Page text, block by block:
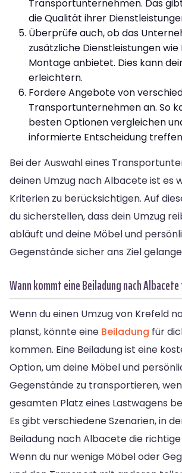
Transportunternehmen. Das
die Qualität ihrer
Überprüfe auch, ob das
zusätzliche Dienstleistungen
Montage anbietet. Dies kann
erleichtern.
Fordere Angebote von
Transportunternehmen an. So
besten Optionen vergleichen
informierte Entscheidung
Bei der Auswahl eines
deinen Umzug nach Albacete ist es
Kriterien zu berücksichtigen. Auf
du sicherstellen, dass dein Umzug
abläuft und deine Möbel und
Gegenstände sicher ans Ziel
Wann kommt eine Beiladung nach
Wenn du einen Umzug von Krefeld
planst, könnte eine Beiladung für
kommen. Eine Beiladung ist eine
Option, um deine Möbel und
Gegenstände zu transportieren,
gesamten Platz eines Lastwagens
Es gibt verschiedene Szenarien, in
Beiladung nach Albacete die richtige
Wenn du nur wenige Möbel oder